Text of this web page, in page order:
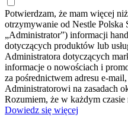
Potwierdzam, że mam więcej
otrzymywanie od Nestle Polska
„Administrator”) informacji
dotyczących produktów lub
Administratora dotyczących
informacje o nowościach i
za pośrednictwem adresu e-
Administratorowi na zasadach
Rozumiem, że w każdym
Dowiedz się więcej